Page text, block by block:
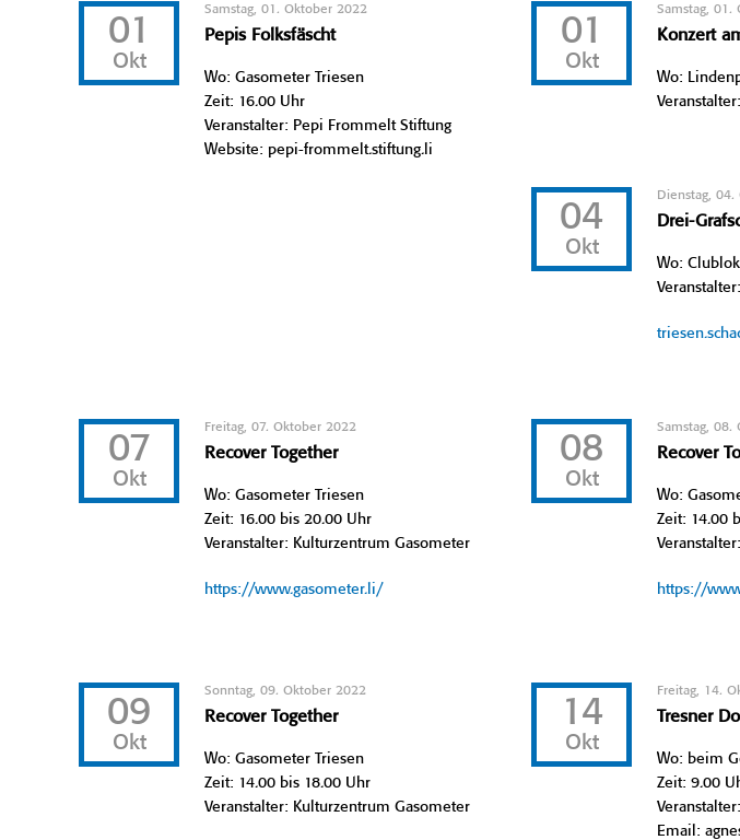
01
Okt
Samstag, 01. Oktober 2022
Pepis Folksfäscht
Wo: Gasometer Triesen
Zeit: 16.00 Uhr
Veranstalter: Pepi Frommelt Stiftung
Website: pepi-frommelt.stiftung.li
01
Okt
Samstag, 01.
Konzert
Wo:
04
Okt
Dienstag,
Drei-
Wo:
07
Okt
Freitag, 07. Oktober 2022
Recover Together
Wo: Gasometer Triesen
Zeit: 16.00 bis 20.00 Uhr
Veranstalter: Kulturzentrum Gasometer
https://www.gasometer.li/
08
Okt
Samstag, 08.
Recover
Wo:
Zeit: 14.00
https://
09
Okt
Sonntag, 09. Oktober 2022
Recover Together
Wo: Gasometer Triesen
Zeit: 14.00 bis 18.00 Uhr
Veranstalter: Kulturzentrum Gasometer
14
Okt
Freitag, 14.
Tresner
Wo: beim
Zeit: 9.00
Email: